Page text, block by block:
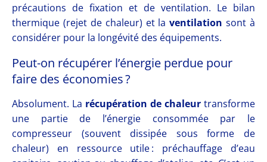
précautions de fixation et de ventilation. Le bilan
thermique (rejet de chaleur) et laventilation sont à
considérer pour la longévité des équipements.
Peut-on récupérer l’énergie perdue pour
faire des économies ?
Absolument. La récupération de chaleur transforme
une partie de l’énergie consommée par le
compresseur (souvent dissipée sous forme de
chaleur) en ressource utile : préchauffage d’eau